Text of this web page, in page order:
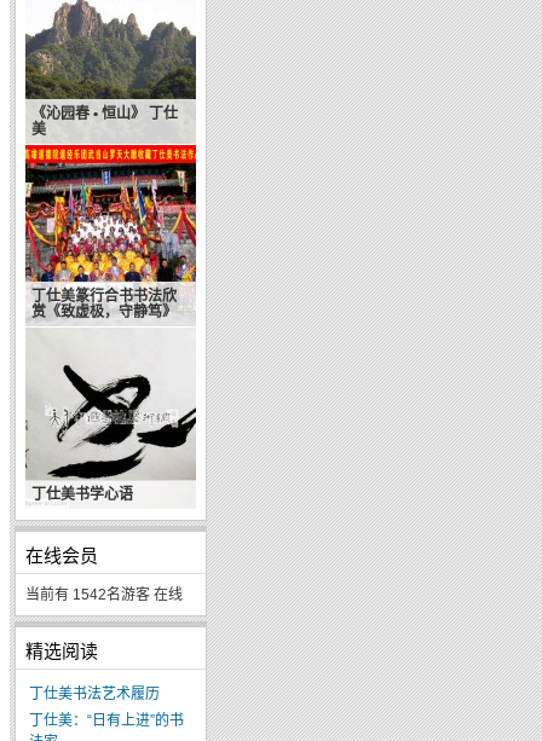
《沁园春 • 恒山》 丁仕
美
丁仕美篆行合书书法欣
赏《致虚极，守静笃》
丁仕美书学心语
在线会员
当前有 1542名游客 在线
精选阅读
丁仕美书法艺术履历
丁仕美：“日有上进”的书